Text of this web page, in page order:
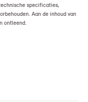
specificaties,
Aan de inhoud van
ontleend.